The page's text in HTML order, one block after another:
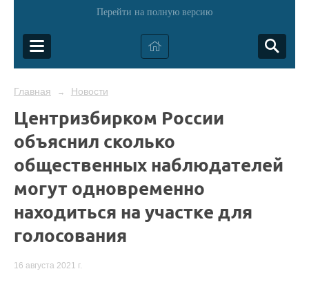
Перейти на полную версию
Главная → Новости
Центризбирком России
объяснил сколько
общественных наблюдателей
могут одновременно
находиться на участке для
голосования
16 августа 2021 г.